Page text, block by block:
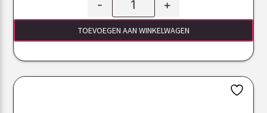
- +
TOEVOEGEN AAN WINKELWAGEN